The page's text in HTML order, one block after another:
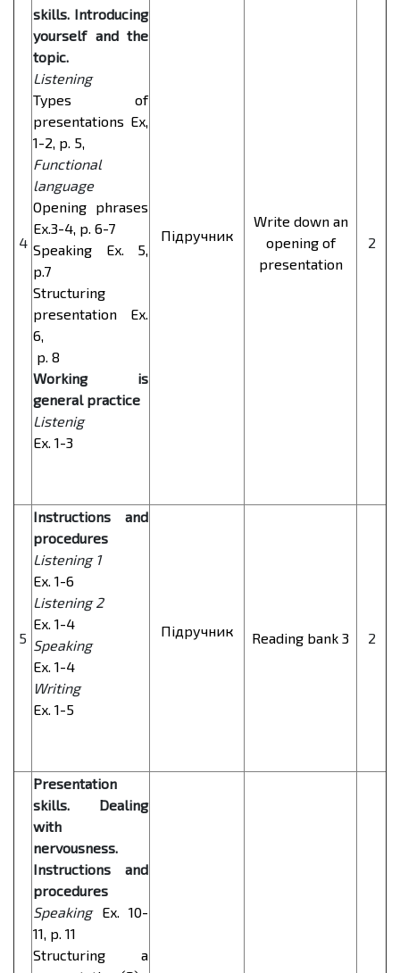
4
skills. Introducing
yourself and the
topic.
Listening
Types of
presentations Ex,
1-2, p. 5,
Functional
language
Opening phrases
Ex.3-4, p. 6-7
Speaking Ex. 5,
p.7
Structuring
presentation Ex.
6,
p. 8
Working is
general practice
Listenig
Ex. 1-3
Підручник
Write down an
opening of
presentation
2
5
Instructions and
procedures
Listening 1
Ex. 1-6
Listening 2
Ex. 1-4
Speaking
Ex. 1-4
Writing
Ex. 1-5
Підручник Reading bank 3 2
Presentation
skills. Dealing
with
nervousness.
Instructions and
procedures
SpeakingEx. 10-
11, p. 11
Structuring a